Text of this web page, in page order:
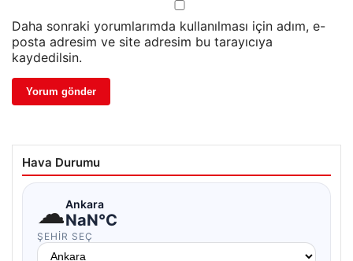
Daha sonraki yorumlarımda kullanılması için adım, e-
posta adresim ve site adresim bu tarayıcıya
kaydedilsin.
Hava Durumu
☁Ankara
NaN°C
ŞEHIR SEÇ